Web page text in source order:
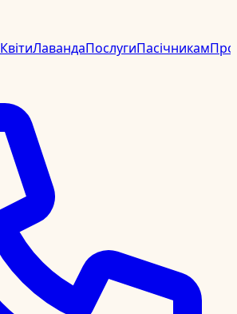
КвітиЛавандаПослугиПасічникамПро